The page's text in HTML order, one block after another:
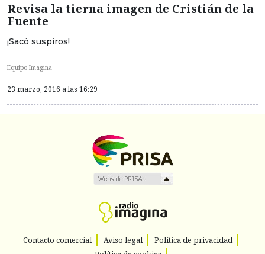
Revisa la tierna imagen de Cristián de la
Fuente
¡Sacó suspiros!
Equipo Imagina
23 marzo, 2016 a las 16:29
Contacto comercial Aviso legal
Política de privacidad